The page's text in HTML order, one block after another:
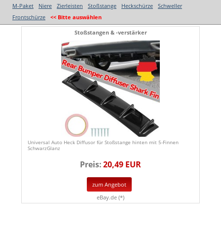
M-Paket Niere Zierleisten Stoßstange Heckschürze
Schweller
Frontschürze
<< Bitte auswählen
Stoßstangen & -verstärker
Universal Auto Heck Diffusor für Stoßstange hinten mit 5-Finnen
SchwarzGlanz
Preis:20,49 EUR
zum Angebot
eBay.de (*)